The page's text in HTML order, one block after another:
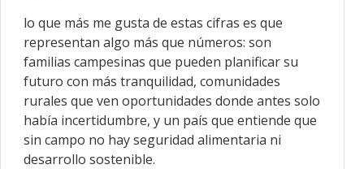
lo que más me gusta de estas cifras es que
representan algo más que números: son
familias campesinas que pueden planificar su
futuro con más tranquilidad, comunidades
rurales que ven oportunidades donde antes solo
había incertidumbre, y un país que entiende que
sin campo no hay seguridad alimentaria ni
desarrollo sostenible.